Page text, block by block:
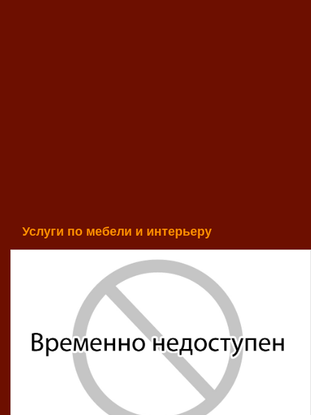
Услуги по мебели и интерьеру